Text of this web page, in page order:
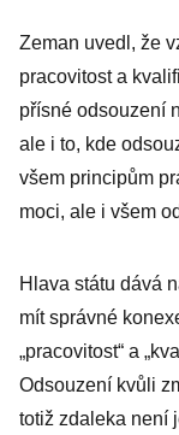
Zeman uvedl, že
pracovitost a
přísné odsouzení
ale i to, kde
všem principům
moci, ale i všem
Hlava státu dává
mít správné
„pracovitost“ a
Odsouzení kvůli
totiž zdaleka není